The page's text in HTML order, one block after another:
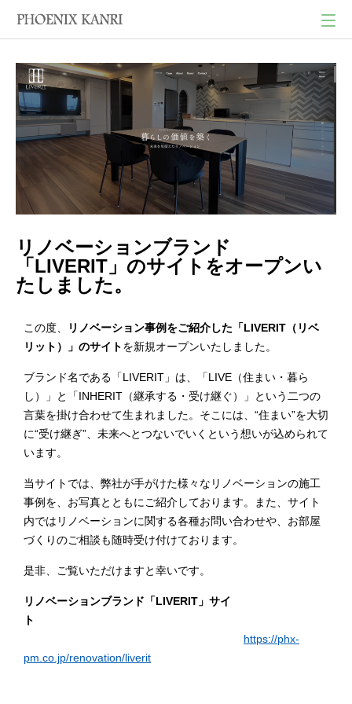
リノベーションブランド
「LIVERIT」のサイトをオープンい
たしました。
この度、
リノベーション事例をご紹介した「LIVERIT（リベ
リット）」のサイトを新規オープンいたしました。
ブランド名である「LIVERIT」は、「LIVE（住まい・暮ら
し）」と「INHERIT（継承する・受け継ぐ）」という二つの
言葉を掛け合わせて生まれました。そこには、“住まい”を大切
に“受け継ぎ”、未来へとつないでいくという想いが込められて
います。
当サイトでは、弊社が手がけた様々なリノベーションの施工
事例を、お写真とともにご紹介しております。また、サイト
内ではリノベーションに関する各種お問い合わせや、お部屋
づくりのご相談も随時受け付けております。
是非、ご覧いただけますと幸いです。
リノベーションブランド「LIVERIT」サイ
ト
https://phx-
pm.co.jp/renovation/liverit